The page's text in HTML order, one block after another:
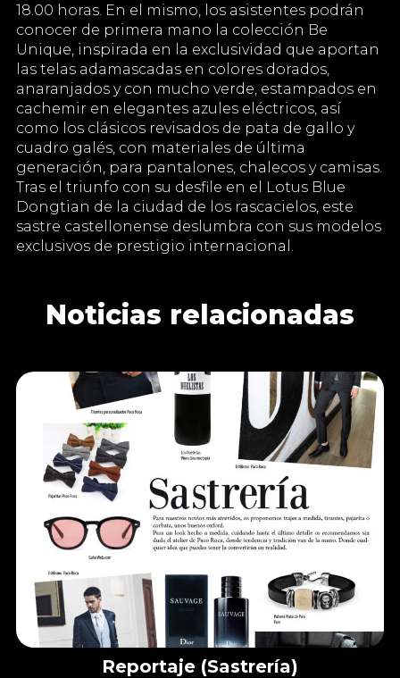
18.00 horas. En el mismo, los asistentes podrán
conocer de primera mano la colección Be
Unique, inspirada en la exclusividad que aportan
las telas adamascadas en colores dorados,
anaranjados y con mucho verde, estampados en
cachemir en elegantes azules eléctricos, así
como los clásicos revisados de pata de gallo y
cuadro galés, con materiales de última
generación, para pantalones, chalecos y camisas.
Tras el triunfo con su desfile en el Lotus Blue
Dongtian de la ciudad de los rascacielos, este
sastre castellonense deslumbra con sus modelos
exclusivos de prestigio internacional.
Noticias relacionadas
Reportaje (Sastrería)